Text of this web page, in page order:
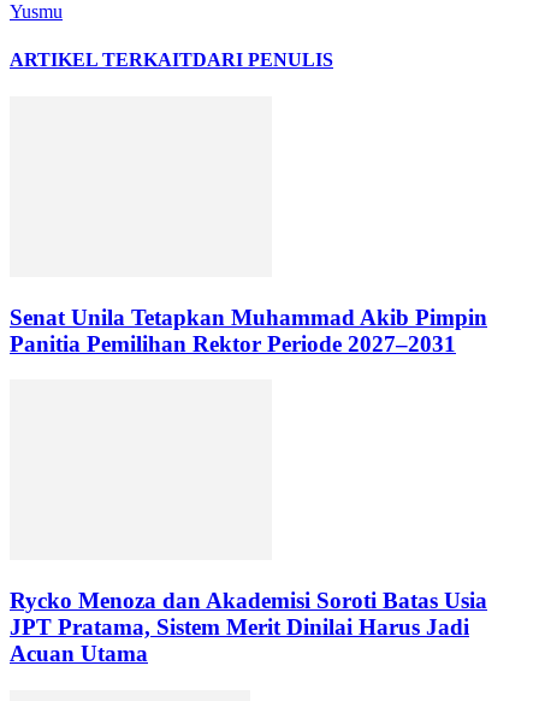
Yusmu
ARTIKEL TERKAITDARI PENULIS
Senat Unila Tetapkan Muhammad Akib Pimpin
Panitia Pemilihan Rektor Periode 2027–2031
Rycko Menoza dan Akademisi Soroti Batas Usia
JPT Pratama, Sistem Merit Dinilai Harus Jadi
Acuan Utama